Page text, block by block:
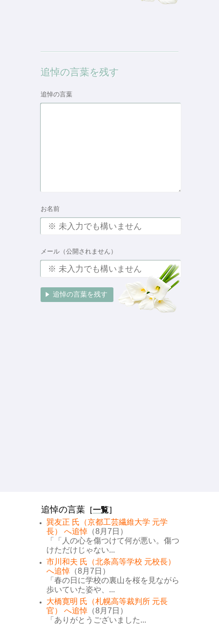
追悼の言葉を残す
追悼の言葉
お名前
メール（公開されません）
追悼の言葉 ［一覧］
巽友正 氏（京都工芸繊維大学 元学
長） へ追悼 （8月7日）
「「人の心を傷つけて何が悪い。傷つ
けただけじゃない...
市川和夫 氏（北条高等学校 元校長）
へ追悼 （8月7日）
「春の日に学校の裏山を桜を見ながら
歩いていた姿や、...
大橋寛明 氏（札幌高等裁判所 元長
官） へ追悼 （8月7日）
「ありがとうございました...